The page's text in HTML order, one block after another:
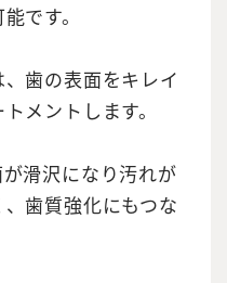
です。
歯の表面をキレイ
メントします。
滑沢になり汚れが
歯質強化にもつな